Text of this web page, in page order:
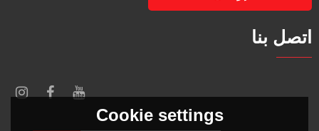
اتصل بنا
Cookie settings